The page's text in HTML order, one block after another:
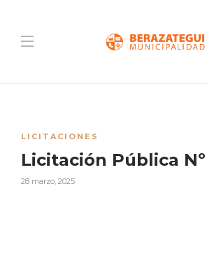
LICITACIONES
Licitación Pública
28 marzo, 2025